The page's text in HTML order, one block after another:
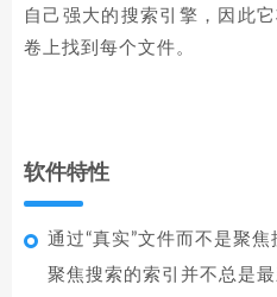
自己强大的搜索引擎，因此
卷上找到每个文件。
软件特性
通过“真实”文件而不是聚
聚焦搜索的索引并不总是